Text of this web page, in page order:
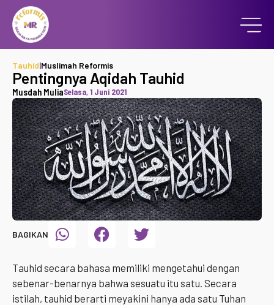
Tauhid|Muslimah Reformis
Pentingnya Aqidah Tauhid
Musdah MuliaSelasa, 1 Juni 2021
BAGIKAN
Tauhid secara bahasa memiliki mengetahui dengan
sebenar-benarnya bahwa sesuatu itu satu. Secara
istilah, tauhid berarti meyakini hanya ada satu Tuhan